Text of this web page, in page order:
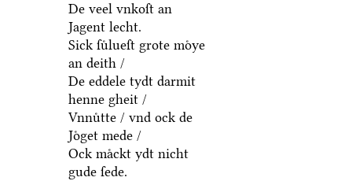
De veel vnkoſt an
Jagent lecht.
Sick ſuͤlueſt grote moͤye
an deith /
De eddele tydt darmit
henne gheit /
Vnnuͤtte / vnd ock de
Joͤget mede /
Ock maͤckt ydt nicht
gude ſede.